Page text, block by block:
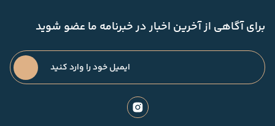
برای آگاهی از آخرین اخبار در خبرنامه ما عضو شوید